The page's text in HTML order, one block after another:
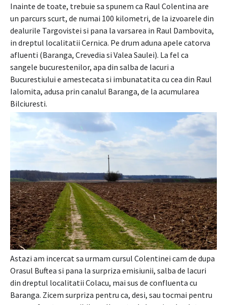
Inainte de toate, trebuie sa spunem ca Raul Colentina are
un parcurs scurt, de numai 100 kilometri, de la izvoarele din
dealurile Targovistei si pana la varsarea in Raul Dambovita,
in dreptul localitatii Cernica. Pe drum aduna apele catorva
afluenti (Baranga, Crevedia si Valea Saulei). La fel ca
sangele bucurestenilor, apa din salba de lacuri a
Bucurestiului e amestecata si imbunatatita cu cea din Raul
Ialomita, adusa prin canalul Baranga, de la acumularea
Bilciuresti.
Astazi am incercat sa urmam cursul Colentinei cam de dupa
Orasul Buftea si pana la surpriza emisiunii, salba de lacuri
din dreptul localitatii Colacu, mai sus de confluenta cu
Baranga. Zicem surpriza pentru ca, desi, sau tocmai pentru